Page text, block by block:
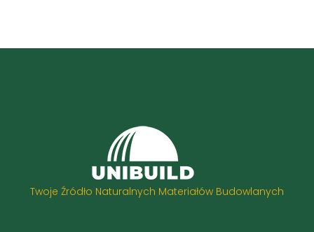
Twoje Źródło Naturalnych Materiałów Budowlanych